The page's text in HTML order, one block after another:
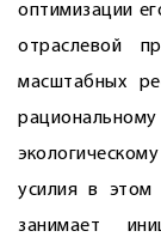
оптимизации
отраслевой
масштабных
усилия в этом
занимает